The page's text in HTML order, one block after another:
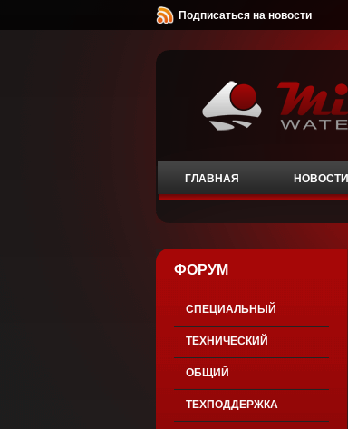
Подписаться на новости
ГЛАВНАЯ НОВОСТИ
ФОРУМ
СПЕЦИАЛЬНЫЙ
ТЕХНИЧЕСКИЙ
ОБЩИЙ
ТЕХПОДДЕРЖКА